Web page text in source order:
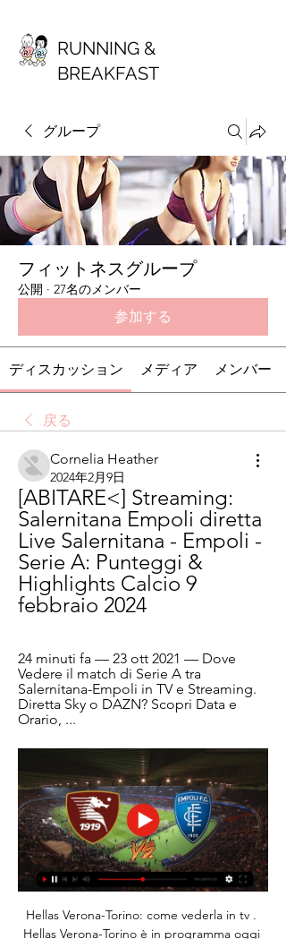
RUNNING &
BREAKFAST
グループ
フィットネスグループ
公開 · 27名のメンバー
参加する
ディスカッション メディア メンバー
戻る
Cornelia Heather
2024年2月9日
[ABITARE<] Streaming:
Salernitana Empoli diretta
Live Salernitana - Empoli -
Serie A: Punteggi &
Highlights Calcio 9
febbraio 2024
24 minuti fa — 23 ott 2021 — Dove
Vedere il match di Serie A tra
Salernitana-Empoli in TV e Streaming.
Diretta Sky o DAZN? Scopri Data e
Orario, ...
Hellas Verona-Torino: come vederla in tv .
Hellas Verona-Torino è in programma oggi